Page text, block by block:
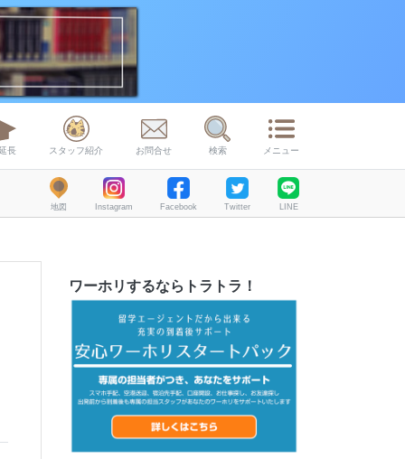
長 スタッフ紹介 お問合せ 検索 メニュー
地図 Instagram Facebook Twitter LINE
ワーホリするならトラトラ！